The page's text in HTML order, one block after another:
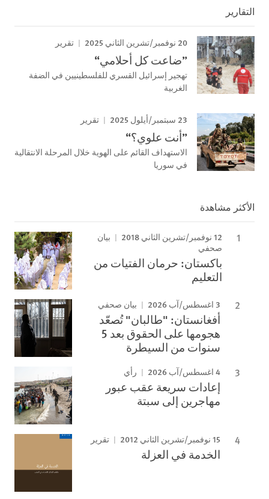
التقارير
20 نوفمبر/تشرين الثاني 2025 تقرير
”ضاعت كل أحلامي“
تهجير إسرائيل القسري للفلسطينيين في الضفة
الغربية
23 سبتمبر/أيلول 2025 تقرير
”أنت علوي؟“
الاستهداف القائم على الهوية خلال المرحلة الانتقالية
في سوريا
الأكثر مشاهدة
12 نوفمبر/تشرين الثاني 2018
بيان
صحفي
باكستان: حرمان الفتيات من
التعليم
3 اغسطس/آب 2026 بيان صحفي
أفغانستان: "طالبان" تُصعّد
هجومها على الحقوق بعد 5
سنوات من السيطرة
4 اغسطس/آب 2026 رأي
إعادات سريعة عقب عبور
مهاجرين إلى سبتة
15 نوفمبر/تشرين الثاني 2012 تقرير
الخدمة في العزلة